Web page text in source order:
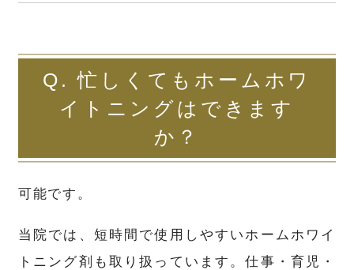
Q. 忙しくてもホームホワ
イトニングはできます
か？
可能です。
当院では、短時間で使用しやすいホームホワイ
トニング剤も取り扱っています。仕事・育児・